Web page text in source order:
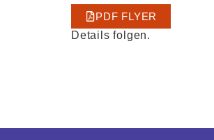
PDF FLYER
Details folgen.